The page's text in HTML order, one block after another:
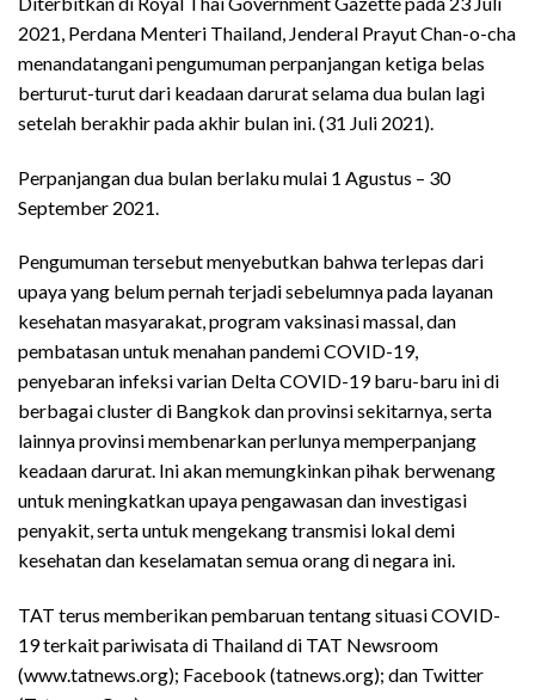
2021, Perdana Menteri Thailand, Jenderal Prayut Chan-o-cha
menandatangani pengumuman perpanjangan ketiga belas
berturut-turut dari keadaan darurat selama dua bulan lagi
setelah berakhir pada akhir bulan ini. (31 Juli 2021).
Perpanjangan dua bulan berlaku mulai 1 Agustus – 30
September 2021.
Pengumuman tersebut menyebutkan bahwa terlepas dari
upaya yang belum pernah terjadi sebelumnya pada layanan
kesehatan masyarakat, program vaksinasi massal, dan
pembatasan untuk menahan pandemi COVID-19,
penyebaran infeksi varian Delta COVID-19 baru-baru ini di
berbagai cluster di Bangkok dan provinsi sekitarnya, serta
lainnya provinsi membenarkan perlunya memperpanjang
keadaan darurat. Ini akan memungkinkan pihak berwenang
untuk meningkatkan upaya pengawasan dan investigasi
penyakit, serta untuk mengekang transmisi lokal demi
kesehatan dan keselamatan semua orang di negara ini.
TAT terus memberikan pembaruan tentang situasi COVID-
19 terkait pariwisata di Thailand di TAT Newsroom
(www.tatnews.org); Facebook (tatnews.org); dan Twitter